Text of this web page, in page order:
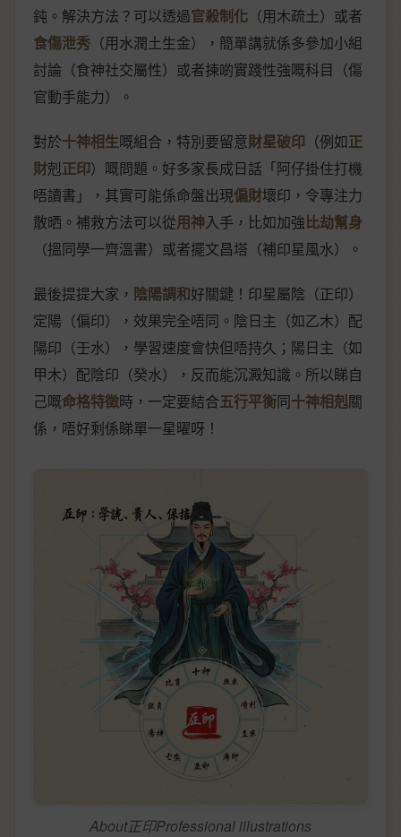
鈍。解決方法？可以透過官殺制化 （用木疏土）或者
食傷泄秀 （用水潤土生金），簡單講就係多參加小組
討論（食神社交屬性）或者揀啲實踐性強嘅科目（傷
官動手能力）。
對於十神相生嘅組合，特別要留意財星破印 （例如正
財剋正印）嘅問題。好多家長成日話「阿仔掛住打機
唔讀書」，其實可能係命盤出現偏財壞印，令專注力
散晒。補救方法可以從用神入手，比如加強比劫幫身
（搵同學一齊溫書）或者擺文昌塔（補印星風水）。
最後提提大家， 陰陽調和好關鍵！印星屬陰（正印）
定陽（偏印），效果完全唔同。陰日主（如乙木）配
陽印（壬水），學習速度會快但唔持久；陽日主（如
甲木）配陰印（癸水），反而能沉澱知識。所以睇自
己嘅命格特徵時，一定要結合五行平衡同十神相剋關
係，唔好剩係睇單一星曜呀！
About正印Professional illustrations